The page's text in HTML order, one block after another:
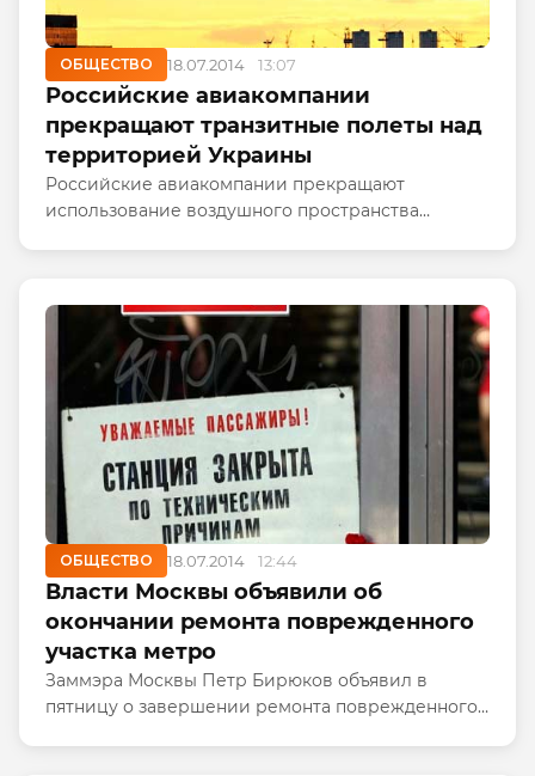
ОБЩЕСТВО 18.07.2014 13:07
Российские авиакомпании
прекращают транзитные полеты над
территорией Украины
Российские авиакомпании прекращают
использование воздушного пространства
ОБЩЕСТВО 18.07.2014 12:44
Власти Москвы объявили об
окончании ремонта поврежденного
участка метро
Заммэра Москвы Петр Бирюков объявил в
пятницу о завершении ремонта поврежденного